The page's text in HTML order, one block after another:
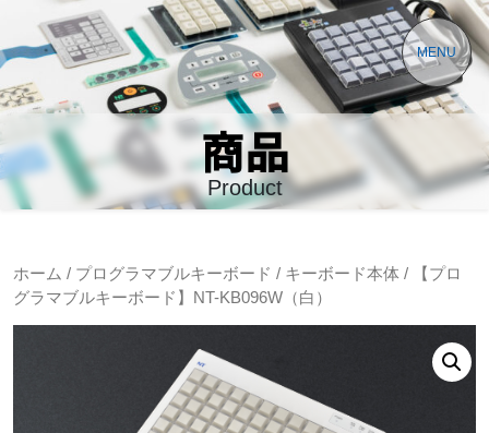
MENU
商品
Product
ホーム / プログラマブルキーボード / キーボード本体 / 【プロ
グラマブルキーボード】NT-KB096W（白）